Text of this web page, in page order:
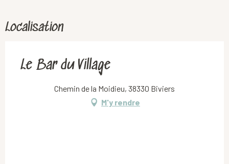
Localisation
Le Bar du Village
Chemin de la Moidieu, 38330 Biviers
M'y rendre